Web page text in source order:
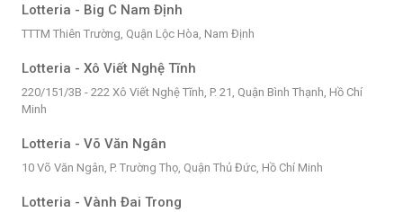
Lotteria - Big C Nam Định
TTTM Thiên Trường, Quận Lộc Hòa, Nam Định
Lotteria - Xô Viết Nghệ Tĩnh
220/151/3B - 222 Xô Viết Nghệ Tĩnh, P. 21, Quận Bình Thạnh, Hồ Chí
Minh
Lotteria - Võ Văn Ngân
10 Võ Văn Ngân, P. Trường Thọ, Quận Thủ Đức, Hồ Chí Minh
Lotteria - Vành Đai Trong